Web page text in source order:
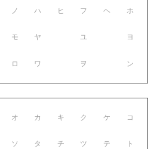
ノ
モ
ロ
ハ ヒ フ ヘ ホ
ヤ ユ ヨ
ワ ヲ ン
オ
ソ
カ キ ク ケ コ
タ チ ツ テ ト